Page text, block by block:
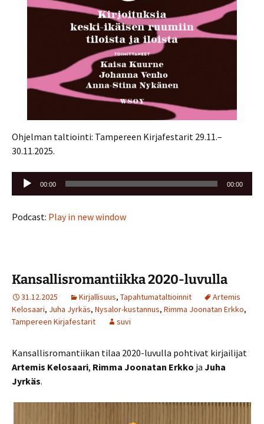
Ohjelman taltiointi: Tampereen Kirjafestarit 29.11.–
30.11.2025.
Äänitoistin
00:00 00:00
Podcast: Play in new window
Kansallisromantiikka 2020-luvulla
31.12.2025 Kirjallisuus, Tapahtumataltioinnit
Artemis
Kelosaari, Juha Jyrkäs, Nysalor-kustannus, Rimma Joonatan Erkko,
Tampereen Kirjafestarit
suvi
Kansallisromantiikan tilaa 2020-luvulla pohtivat kirjailijat
Artemis Kelosaari, Rimma Joonatan Erkko ja Juha
Jyrkäs.